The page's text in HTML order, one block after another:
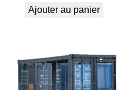
Ajouter au panier